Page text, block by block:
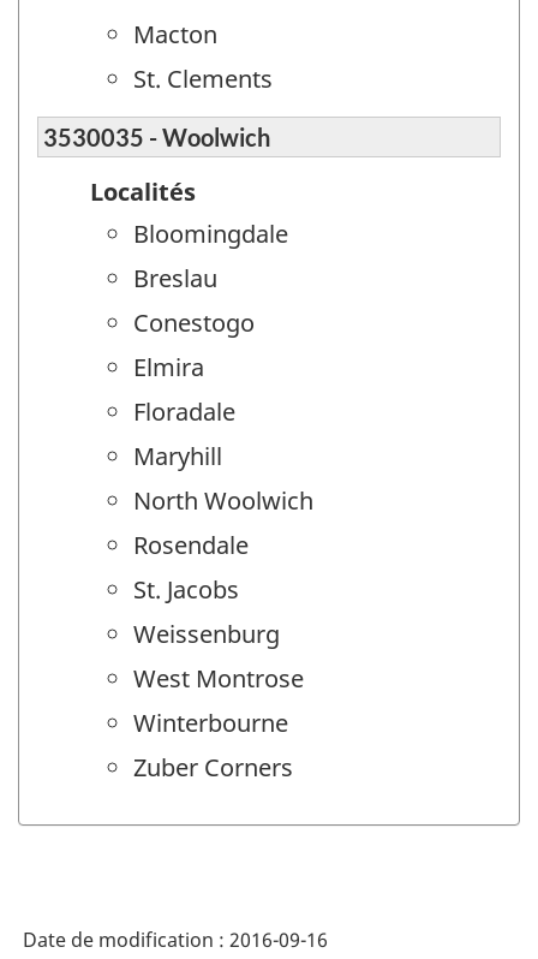
Macton
St. Clements
3530035 - Woolwich
Localités
Bloomingdale
Breslau
Conestogo
Elmira
Floradale
Maryhill
North Woolwich
Rosendale
St. Jacobs
Weissenburg
West Montrose
Winterbourne
Zuber Corners
Date de modification : 2016-09-16